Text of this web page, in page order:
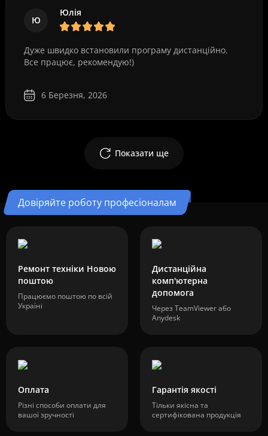
Ю
Юлія
Дуже швидко встановили програму дистанційно.
Все працює, рекомендую!)
6 Березня, 2026
Показати ще
Довіряйте роботу професіоналам
Ремонт техніки Новою
поштою
Працюємо поштою по всій
Україні
Дистанційна
комп'ютерна
допомога
Через TeamViewer або
Anydesk
Оплата
Різні способи оплати для
вашої зручності
Гарантія якості
Тільки якісна та
сертифікована продукція